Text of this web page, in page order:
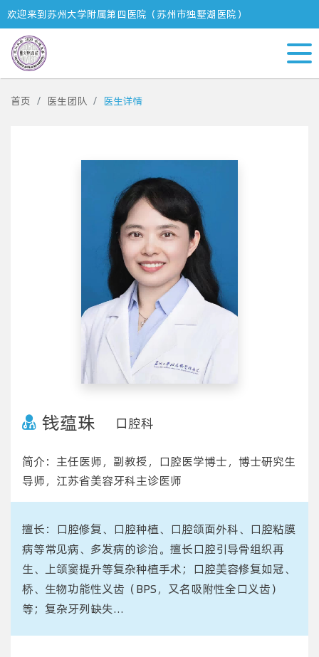
欢迎来到苏州大学附属第四医院（苏州市独墅湖医院）
首页 医生团队 医生详情
钱蕴珠 口腔科
简介：主任医师，副教授，口腔医学博士，博士研究生
导师，江苏省美容牙科主诊医师
擅长：口腔修复、口腔种植、口腔颌面外科、口腔粘膜
病等常见病、多发病的诊治。擅长口腔引导骨组织再
生、上颌窦提升等复杂种植手术；口腔美容修复如冠、
桥、生物功能性义齿（BPS，又名吸附性全口义齿）
等；复杂牙列缺失...